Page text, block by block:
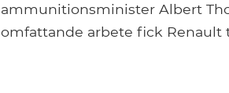
ammunitionsminister Albert
omfattande arbete fick Renault